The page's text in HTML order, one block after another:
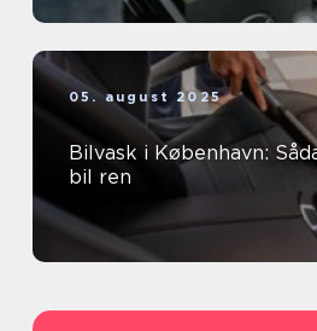
05. august 2025
Bilvask i København:
bil ren